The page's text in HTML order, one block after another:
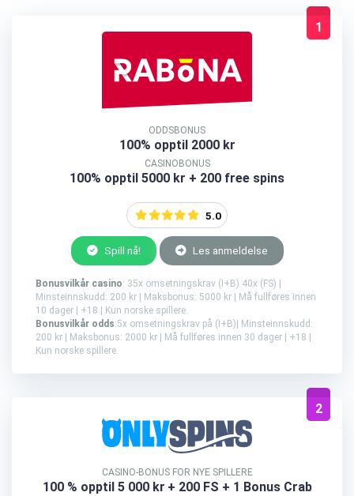
1
ODDSBONUS
100% opptil 2000 kr
CASINOBONUS
100% opptil 5000 kr + 200 free spins
5.0
Spill nå! Les anmeldelse
Bonusvilkår casino: 35x omsetningskrav (I+B) 40x (FS) |
Minsteinnskudd: 200 kr | Maksbonus: 5000 kr | Må fullføres innen
10 dager | +18 | Kun norske spillere.
Bonusvilkår odds:5x omsetningskrav på (I+B)| Minsteinnskudd:
200 kr | Maksbonus: 2000 kr | Må fullføres innen 30 dager | +18 |
Kun norske spillere.
2
CASINO-BONUS FOR NYE SPILLERE
100 % opptil 5 000 kr + 200 FS + 1 Bonus Crab